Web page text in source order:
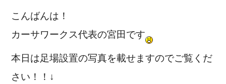
bo
ok
tte
r
こんばんは！
カーサワークス代表の宮田です
本日は足場設置の写真を載せますのでご覧くだ
さい！！↓